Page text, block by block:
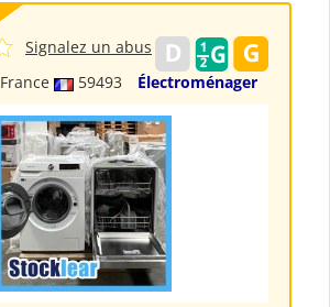
France 59493 Électroménager
Signalez un abus